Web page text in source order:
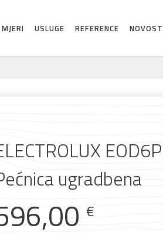
USLUGE REFERENCE
ugradbena
€